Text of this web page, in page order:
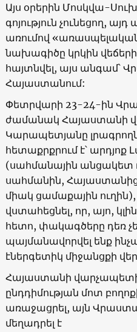
Այս օրերին Մոսկվա-
գոյություն չունեցող,
առումով
նախագիծը կրկին
հայտնվել, այս անգամ՝
Հայաստանում:
Փետրվարի 23-24-ին
ժամանակ Հայաստանի
Կարապետյանը
հետաքրքրում է՝ արդյոք
(սահմանային անցակետ
սահմանին,
միակ ցամաքային
վստահեցնել, որ, այո,
հետո, փակագծերը դեռ
պայմանավորվել ենք
էներգետիկ միջանցքի
Հայաստանի
ընդդիմության մոտ
առաջացրել, այն
մեղադրել է